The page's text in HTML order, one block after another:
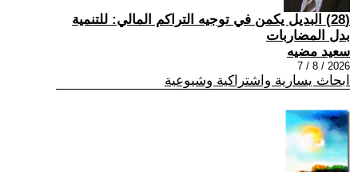
(28) البديل يكمن في توجيه التراكم المالي: للتنمية
بدل المضاربات
سعيد مضيه
2026 / 8 / 7
ابحاث يسارية واشتراكية وشيوعية